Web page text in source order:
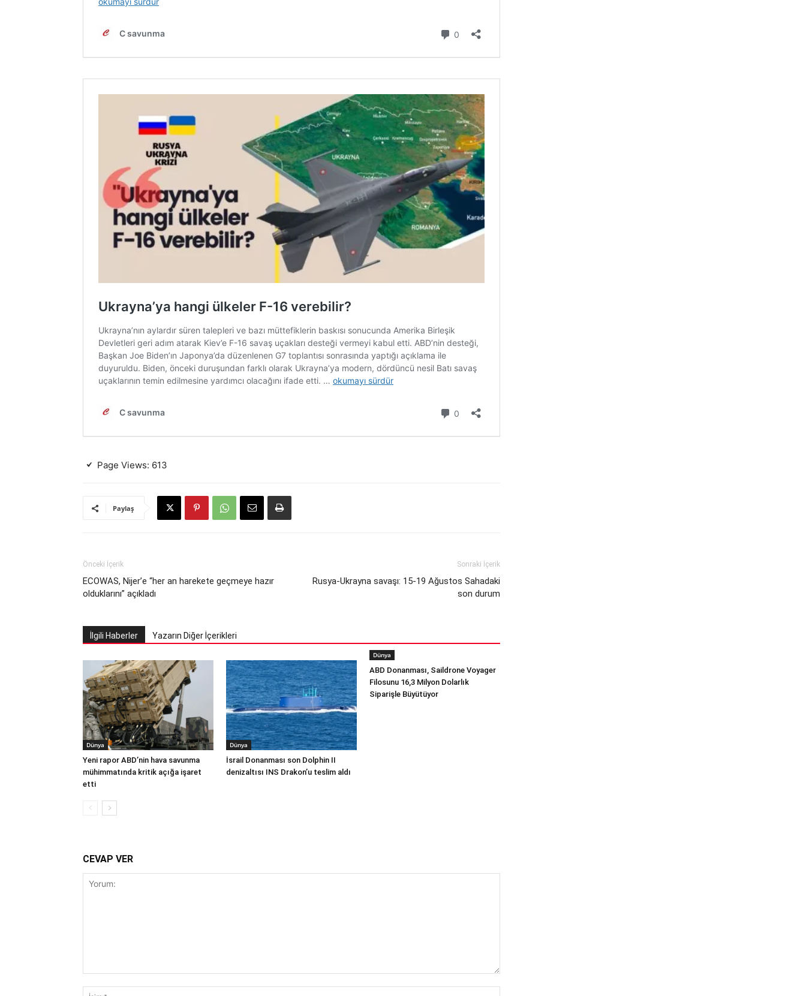
Page Views: 613
Paylaş
Önceki İçerik
ECOWAS, Nijer’e “her an harekete geçmeye hazır
olduklarını” açıkladı
Sonraki İçerik
Rusya-Ukrayna savaşı: 15-19 Ağustos Sahadaki
son durum
İlgili Haberler Yazarın Diğer İçerikleri
Dünya
Yeni rapor ABD’nin hava savunma
mühimmatında kritik açığa işaret
etti
Dünya
İsrail Donanması son Dolphin II
denizaltısı INS Drakon’u teslim aldı
Dünya
ABD Donanması, Saildrone Voyager
Filosunu 16,3 Milyon Dolarlık
Siparişle Büyütüyor
CEVAP VER